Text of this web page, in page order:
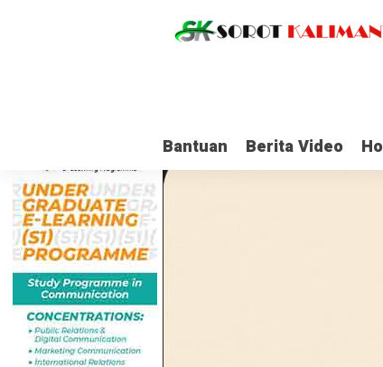
Bantuan Berita Video